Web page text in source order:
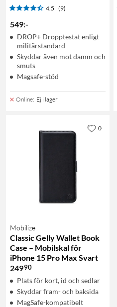
4.5 (9)
549:-
DROP+ Dropptestat enligt
militärstandard
Skyddar även mot damm och
smuts
Magsafe-stöd
Online: Ej i lager
Mobilize
Classic Gelly Wallet Book
Case – Mobilskal för
iPhone 15 Pro Max Svart
24990
Plats för kort, id och sedlar
Skyddar fram- och baksida
MagSafe-kompatibelt
0